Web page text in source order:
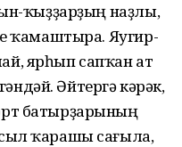
ҡыҙҙарҙың наҙлы,
ҡамаштыра. Яу­гир­
ярһып сапҡан ат
Әйтергә кәрәк,
батыр­ҙарының
ҡарашы са­ғыла,